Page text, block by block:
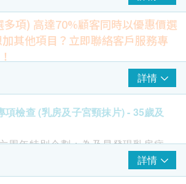
點項目
側)
詢
限女士)
多項) 高達70%顧客同時以優惠價選
加其他項目？立即聯絡客戶服務專
查 (腰椎及股骨)
查是利用兩種不同能量X光，分析體內腰椎
，以檢測體內骨質流失情況。檢查所需輻射
過程安全、無痛，而且快速，需時約為10分
詳情
項檢查 (乳房及子宮頸抹片) - 35歲及
周年特別企劃：為及早發現乳房病
癌的風險，年滿35歲及上女性應每年
檢查。香港專科體檢及造影診斷中心
詳情